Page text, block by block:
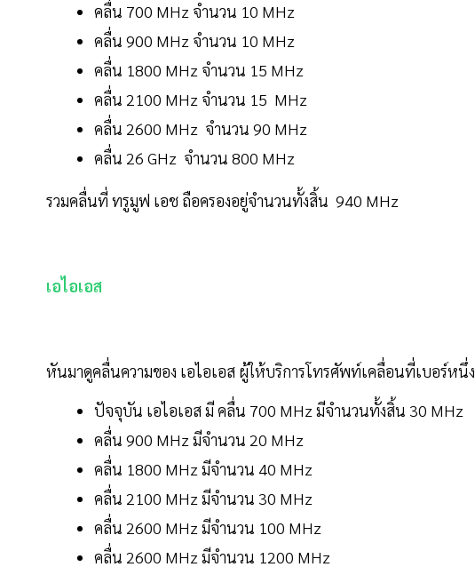
คลื่น 700 MHz จำนวน 10 MHz
คลื่น 900 MHz จำนวน 10 MHz
คลื่น 1800 MHz จำนวน 15 MHz
คลื่น 2100 MHz จำนวน 15 MHz
คลื่น 2600 MHz จำนวน 90 MHz
คลื่น 26 GHz จำนวน 800 MHz
รวมคลื่นที่ ทรูมูฟ เอช ถือครองอยู่จำนวนทั้งสิ้น 940 MHz
เอไอเอส
หันมาดูคลื่นความของ เอไอเอส ผู้ให้บริการโทรศัพท์เคลื่อนที่เบอร์หนึ่ง
ปัจจุบัน เอไอเอส มี คลื่น 700 MHz มีจำนวนทั้งสิ้น 30 MHz
คลื่น 900 MHz มีจำนวน 20 MHz
คลื่น 1800 MHz มีจำนวน 40 MHz
คลื่น 2100 MHz มีจำนวน 30 MHz
คลื่น 2600 MHz มีจำนวน 100 MHz
คลื่น 2600 MHz มีจำนวน 1200 MHz